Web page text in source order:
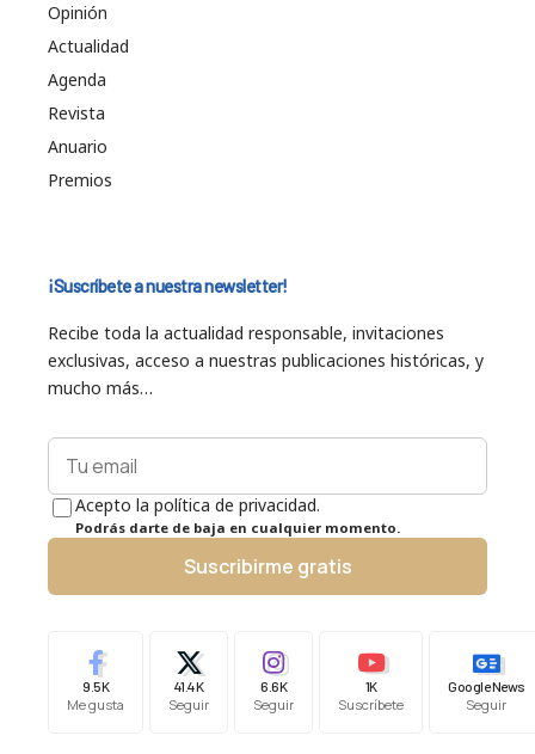
Opinión
Actualidad
Agenda
Revista
Anuario
Premios
¡Suscríbete a nuestra newsletter!
Recibe toda la actualidad responsable, invitaciones
exclusivas, acceso a nuestras publicaciones históricas, y
mucho más…
Acepto la política de privacidad.
Podrás darte de baja en cualquier momento.
Suscribirme gratis
9.5K
Me gusta
41.4K
Seguir
6.6K
Seguir
1K
Suscríbete
Google News
Seguir